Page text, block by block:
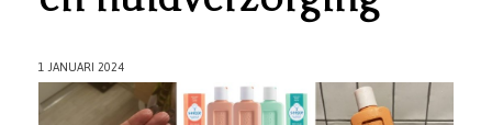
1 JANUARI 2024